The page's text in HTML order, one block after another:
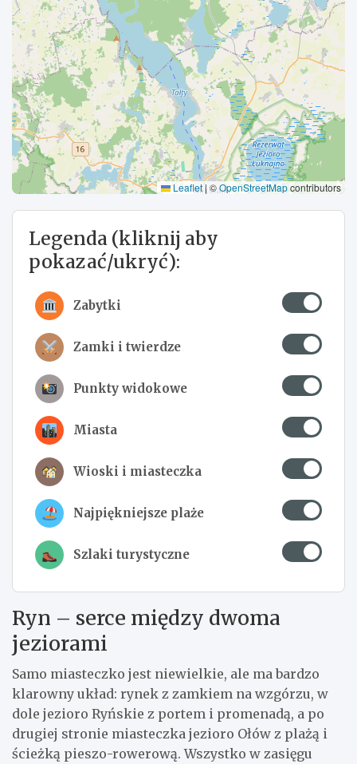
Leaflet|©OpenStreetMapcontributors
Legenda (kliknij aby
pokazać/ukryć):
Zabytki
Zamki i twierdze
Punkty widokowe
Miasta
Wioski i miasteczka
Najpiękniejsze plaże
Szlaki turystyczne
Ryn – serce między dwoma
jeziorami
Samo miasteczko jest niewielkie, ale ma bardzo
klarowny układ: rynek z zamkiem na wzgórzu, w
dole jezioro Ryńskie z portem i promenadą, a po
drugiej stronie miasteczka jezioro Ołów z plażą i
ścieżką pieszo-rowerową. Wszystko w zasięgu